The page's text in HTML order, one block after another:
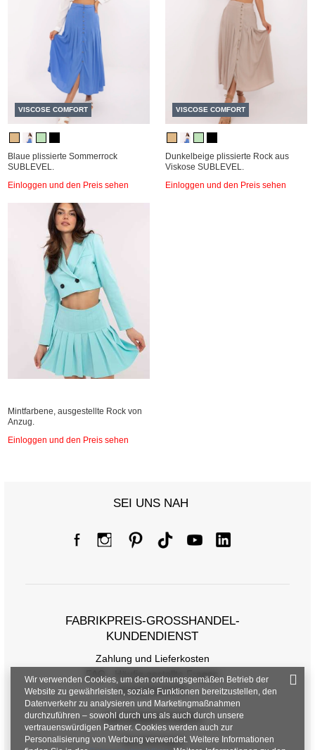
VISCOSE COMFORT
Blaue plissierte Sommerrock
SUBLEVEL.
Einloggen und den Preis sehen
VISCOSE COMFORT
Dunkelbeige plissierte Rock aus
Viskose SUBLEVEL.
Einloggen und den Preis sehen
Mintfarbene, ausgestellte Rock von
Anzug.
Einloggen und den Preis sehen
SEI UNS NAH
FABRIKPREIS-GROSSHANDEL-K
UNDENDIENST
Zahlung und Lieferkosten
FAQ - Häufig gestellte Fragen
Rückgabepolitik
INFORMATIONEN
Verordnungen
Wir verwenden Cookies, um den ordnungsgemäßen Betrieb der
Website zu gewährleisten, soziale Funktionen bereitzustellen, den
Datenverkehr zu analysieren und Marketingmaßnahmen
durchzuführen – sowohl durch uns als auch durch unsere
vertrauenswürdigen Partner. Cookies werden auch zur
Personalisierung von Werbung verwendet. Weitere Informationen